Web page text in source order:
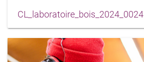
CL_laboratoire_bois_2024_0024